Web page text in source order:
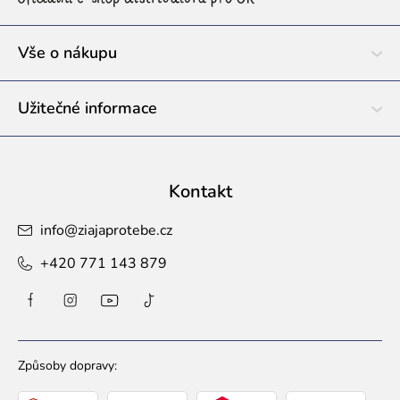
t
Vše o nákupu
Užitečné informace
Kontakt
info@ziajaprotebe.cz
+420 771 143 879
Způsoby dopravy: